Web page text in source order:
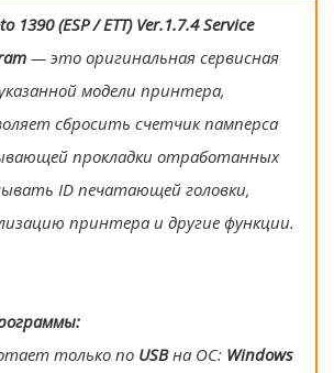
1390 (ESP / ETT) Ver.1.7.4 Service
— это оригинальная сервисная
модели принтера,
сбросить счетчик памперса
прокладки отработанных
ID печатающей головки,
принтера и другие функции.
только по USBна ОС: Windows